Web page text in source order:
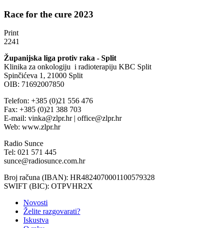
Race for the cure 2023
Print
2241
Županijska liga protiv raka - Split
Klinika za onkologiju i radioterapiju KBC Split
Spinčićeva 1, 21000 Split
OIB: 71692007850
Telefon: +385 (0)21 556 476
Fax: +385 (0)21 388 703
E-mail: vinka@zlpr.hr | office@zlpr.hr
Web: www.zlpr.hr
Radio Sunce
Tel: 021 571 445
sunce@radiosunce.com.hr
Broj računa (IBAN): HR4824070001100579328
SWIFT (BIC): OTPVHR2X
Novosti
Želite razgovarati?
Iskustva